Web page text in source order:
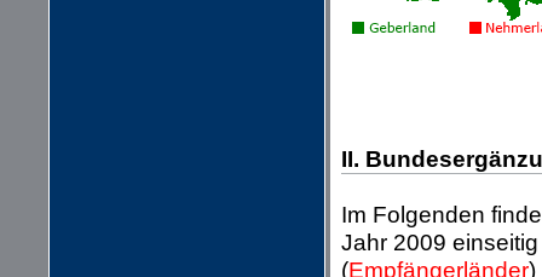
II.
Im Folgenden
Jahr 2009
(Empfängerländer)